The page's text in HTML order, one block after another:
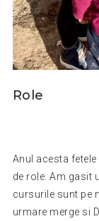
Role
Anul acesta
de role. Am gasit
cursurile sunt pe
urmare merge si